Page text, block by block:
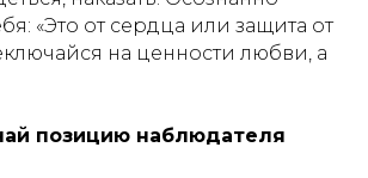
«Это от сердца или защита от
на ценности любви, а
позицию наблюдателя